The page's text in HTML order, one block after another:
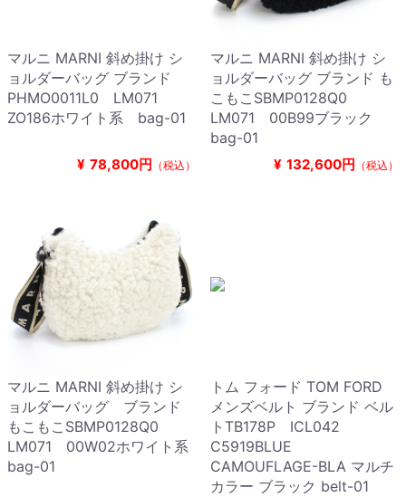
マルニ MARNI 斜め掛け シ
ョルダーバッグ ブランド
PHMO0011L0 LM071
ZO186ホワイト系 bag-01
¥ 78,800円 （税込）
マルニ MARNI 斜め掛け シ
ョルダーバッグ ブランド も
こもこSBMP0128Q0
LM071 00B99ブラック
bag-01
¥ 132,600円 （税込）
マルニ MARNI 斜め掛け シ
ョルダーバッグ ブランド
もこもこSBMP0128Q0
LM071 00W02ホワイト系
bag-01
トム フォード TOM FORD
メンズベルト ブランド ベル
トTB178P ICL042
C5919BLUE
CAMOUFLAGE-BLA マルチ
カラー ブラック belt-01